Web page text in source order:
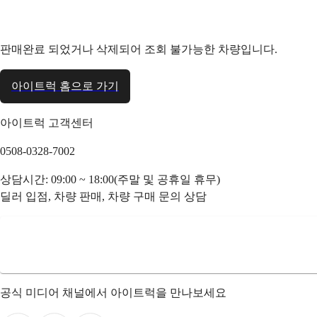
판매완료 되었거나 삭제되어 조회 불가능한 차량입니다.
아이트럭 홈으로 가기
아이트럭 고객센터
0508-0328-7002
상담시간: 09:00 ~ 18:00(주말 및 공휴일 휴무)
딜러 입점, 차량 판매, 차량 구매 문의 상담
공식 미디어 채널에서 아이트럭을 만나보세요